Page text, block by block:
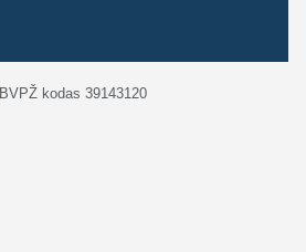
BVPŽ kodas 39143120